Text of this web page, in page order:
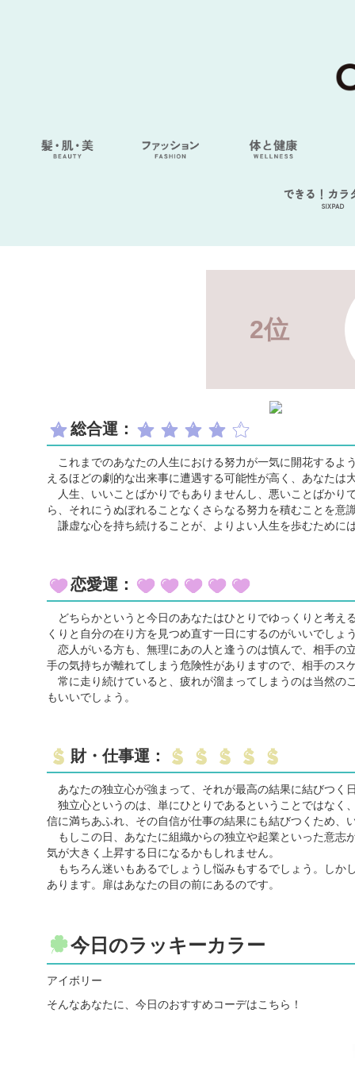
できる！カラ
SIXPAD
2位
総合運：
これまでのあなたの人生における努力が一気に開花するよ
えるほどの劇的な出来事に遭遇する可能性が高く、あなたは
人生、いいことばかりでもありませんし、悪いことばかり
ら、それにうぬぼれることなくさらなる努力を積むことを意
謙虚な心を持ち続けることが、よりよい人生を歩むために
恋愛運：
どちらかというと今日のあなたはひとりでゆっくりと考え
くりと自分の在り方を見つめ直す一日にするのがいいでしょう
恋人がいる方も、無理にあの人と逢うのは慎んで、相手の
手の気持ちが離れてしまう危険性がありますので、相手のス
常に走り続けていると、疲れが溜まってしまうのは当然の
もいいでしょう。
財・仕事運：
あなたの独立心が強まって、それが最高の結果に結びつく日
独立心というのは、単にひとりであるということではなく
信に満ちあふれ、その自信が仕事の結果にも結びつくため、
もしこの日、あなたに組織からの独立や起業といった意志
気が大きく上昇する日になるかもしれません。
もちろん迷いもあるでしょうし悩みもするでしょう。しか
あります。扉はあなたの目の前にあるのです。
今日のラッキーカラー
アイボリー
そんなあなたに、今日のおすすめコーデはこちら！